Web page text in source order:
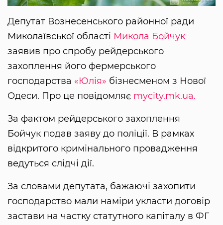
Депутат Вознесенського районної ради
Миколаївської області Микола Бойчук
заявив про спробу рейдерського
захоплення його фермерського
господарства «Юлія» бізнесменом з Нової
Одеси. Про це повідомляє mycity.mk.ua.
За фактом рейдерського захоплення
Бойчук подав заяву до поліції. В рамках
відкритого кримінального провадження
ведуться слідчі дії.
За словами депутата, бажаючі захопити
господарство мали наміри укласти договір
застави на частку статутного капіталу в ФГ